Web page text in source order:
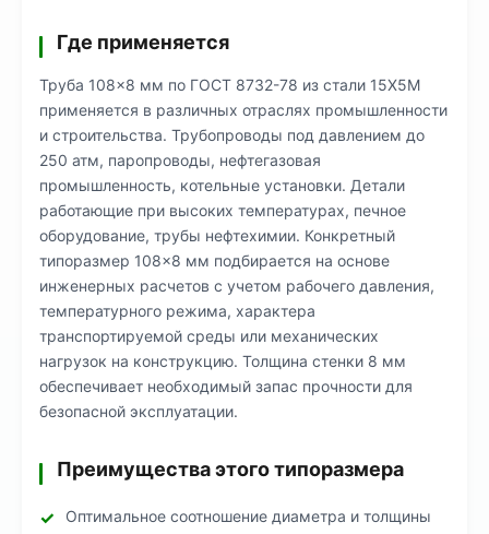
Где применяется
Труба 108×8 мм по ГОСТ 8732-78 из стали 15Х5М
применяется в различных отраслях промышленности
и строительства. Трубопроводы под давлением до
250 атм, паропроводы, нефтегазовая
промышленность, котельные установки. Детали
работающие при высоких температурах, печное
оборудование, трубы нефтехимии. Конкретный
типоразмер 108×8 мм подбирается на основе
инженерных расчетов с учетом рабочего давления,
температурного режима, характера
транспортируемой среды или механических
нагрузок на конструкцию. Толщина стенки 8 мм
обеспечивает необходимый запас прочности для
безопасной эксплуатации.
Преимущества этого типоразмера
Оптимальное соотношение диаметра и толщины